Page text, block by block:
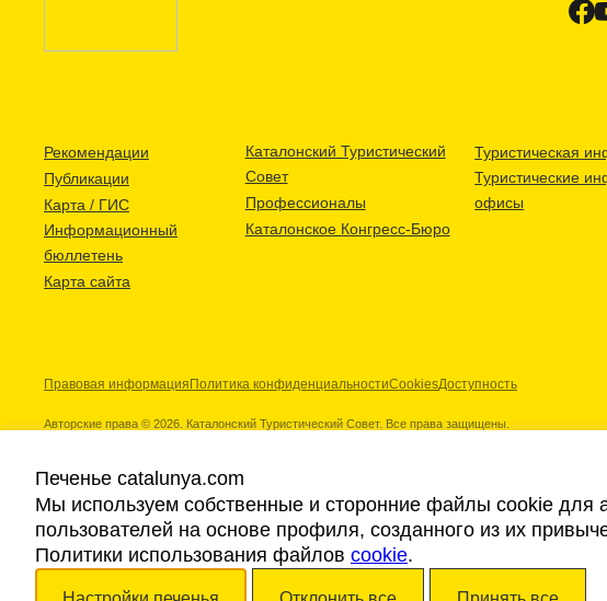
Рекомендации
Публикации
Карта / ГИС
Информационный
бюллетень
Карта сайта
Каталонский Туристический
Совет
Профессионалы
Каталонское Конгресс-Бюро
Туристическая
Туристические
офисы
Правовая информация Политика конфиденциальностиCookiesДоступность
Авторские права © 2026. Каталонский Туристический Совет. Все права защищены.
Наши партнеры
Печенье catalunya.com
Мы используем собственные и сторонние файлы cookie для
пользователей на основе профиля, созданного из их
Политики использования файлов cookie.